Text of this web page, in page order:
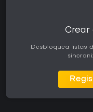
Crear
Desbloquea listas